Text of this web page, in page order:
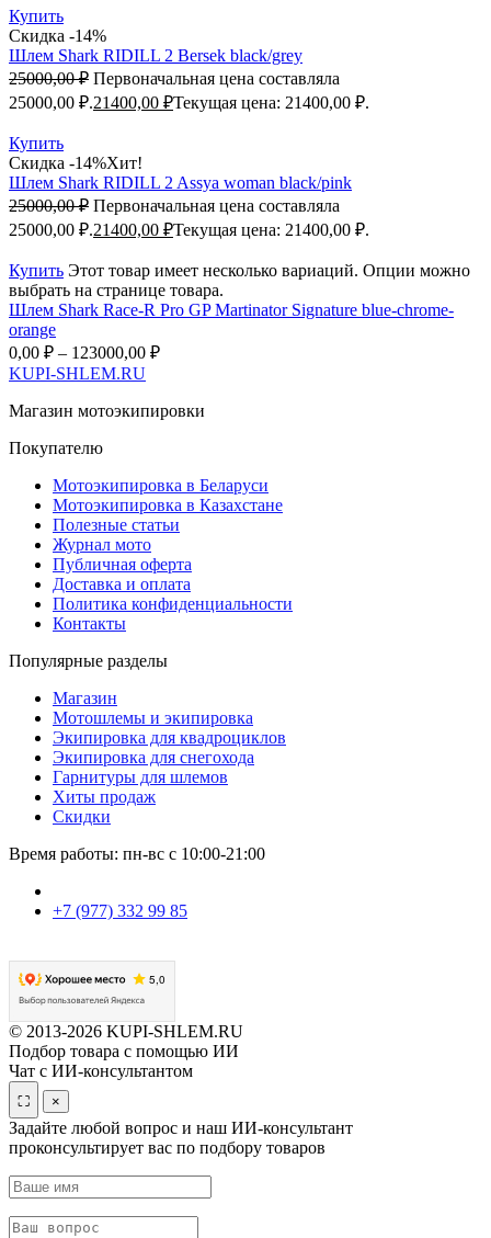
Купить
Скидка -14%
Шлем Shark RIDILL 2 Bersek black/grey
25000,00₽ Первоначальная цена составляла
25000,00 ₽.21400,00 ₽Текущая цена: 21400,00 ₽.
Купить
Скидка -14%Хит!
Шлем Shark RIDILL 2 Assya woman black/pink
25000,00₽ Первоначальная цена составляла
25000,00 ₽.21400,00 ₽Текущая цена: 21400,00 ₽.
Купить Этот товар имеет несколько вариаций. Опции можно
выбрать на странице товара.
Шлем Shark Race-R Pro GP Martinator Signature blue-chrome-
orange
0,00 ₽ – 123000,00 ₽
KUPI-SHLEM.RU
Магазин мотоэкипировки
Покупателю
Мотоэкипировка в Беларуси
Мотоэкипировка в Казахстане
Полезные статьи
Журнал мото
Публичная оферта
Доставка и оплата
Политика конфиденциальности
Контакты
Популярные разделы
Магазин
Мотошлемы и экипировка
Экипировка для квадроциклов
Экипировка для снегохода
Гарнитуры для шлемов
Хиты продаж
Скидки
Время работы: пн-вс с 10:00-21:00
+7 (977) 332 99 85
© 2013-2026 KUPI-SHLEM.RU
Подбор товара с помощью ИИ
Чат с ИИ-консультантом
⛶ ×
Задайте любой вопрос и наш ИИ-консультант
проконсультирует вас по подбору товаров